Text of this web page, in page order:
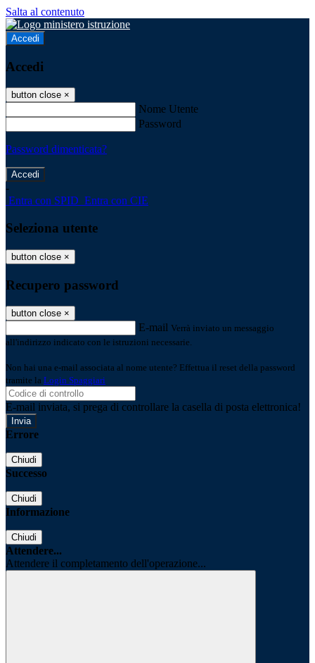
Salta al contenuto
Accedi
Accedi
button close ×
Nome Utente
Password
Password dimenticata?
-
Entra con SPID Entra con CIE
Seleziona utente
button close ×
Recupero password
button close ×
E-mail Verrà inviato un messaggio
all'indirizzo indicato con le istruzioni necessarie.
Non hai una e-mail associata al nome utente? Effettua il reset della password
tramite la Login Spaggiari
E-mail inviata, si prega di controllare la casella di posta elettronica!
Errore
Chiudi
Successo
Chiudi
Informazione
Chiudi
Attendere...
Attendere il completamento dell'operazione...